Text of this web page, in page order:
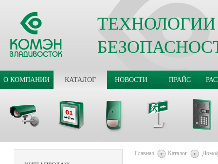
О КОМПАНИИ КАТАЛОГ НОВОСТИ ПРАЙС
Главная Каталог